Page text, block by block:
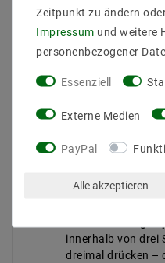
Retail &
ausleuchten.
oder After-Work-
WLAN – ideal für
Installation in
RGBW-Streifen
innerhalb von drei
dreimal drücken –
Zeitpunkt zu ändern
Impressum und weitere
personenbezogener
Essenziell
Externe Medien
PayPal
Alle akzeptieren